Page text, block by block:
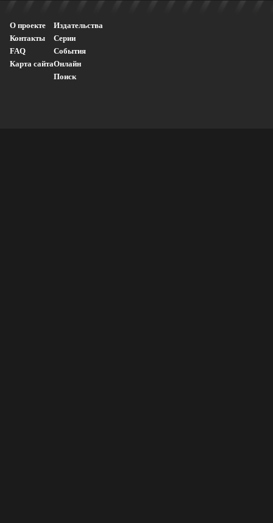
О проекте
Контакты
FAQ
Карта сайта
Издательства
Серии
События
Онлайн
Поиск